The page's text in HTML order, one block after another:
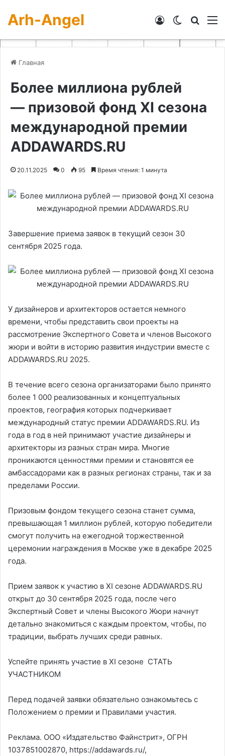
Arh-Angel Switch skin
Войти
Главная
Более миллиона рублей
— призовой фонд XI сезона
международной премии
ADDAWARDS.RU
20.11.2025 0 95 Время чтения: 1 минута
Завершение приема заявок в текущий сезон 30
сентября 2025 года.
У дизайнеров и архитекторов остается немного
времени, чтобы представить свои проекты на
рассмотрение Экспертного Совета и членов Высокого
жюри и войти в историю развития индустрии вместе с
ADDAWARDS.RU 2025.
В течение всего сезона организаторами было принято
более 1 000 реализованных и концептуальных
проектов, география которых подчеркивает
международный статус премии ADDAWARDS.RU. Из
года в год в ней принимают участие дизайнеры и
архитекторы из разных стран мира. Многие
проникаются ценностями премии и становятся ее
амбассадорами как в разных регионах страны, так и за
пределами России.
Призовым фондом текущего сезона станет сумма,
превышающая 1 миллион рублей, которую победители
смогут получить на ежегодной торжественной
церемонии награждения в Москве уже в декабре 2025
года.
Прием заявок к участию в XI сезоне ADDAWARDS.RU
открыт до 30 сентября 2025 года, после чего
Экспертный Совет и члены Высокого Жюри начнут
детально знакомиться с каждым проектом, чтобы, по
традиции, выбрать лучших среди равных.
Успейте принять участие в XI сезоне СТАТЬ
УЧАСТНИКОМ
Перед подачей заявки обязательно ознакомьтесь с
Положением о премии и Правилами участия.
Реклама. ООО «Издательство Файнстрит», ОГРН
1037851002870, https://addawards.ru/,